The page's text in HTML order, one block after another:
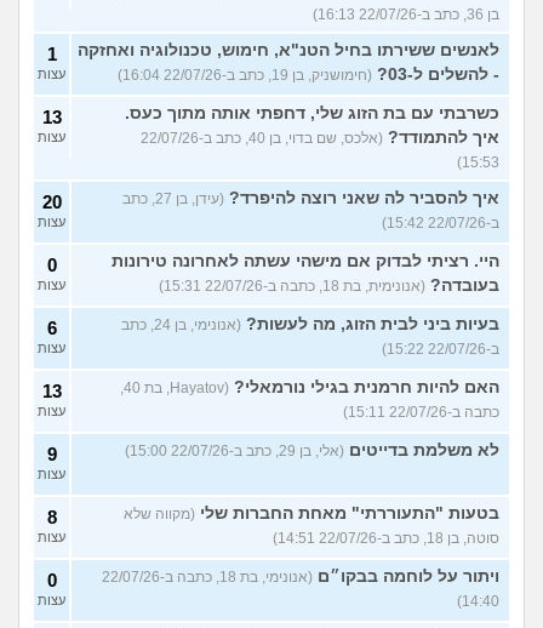
בן 36, כתב ב-22/07/26 16:13)
לאנשים ששירתו בחיל הטנ"א, חימוש, טכנולוגיה ואחזקה
- להשלים ל-03?
(חימושניק, בן 19, כתב ב-22/07/26 16:04)
1
עצות
כשרבתי עם בת הזוג שלי, דחפתי אותה מתוך כעס.
איך להתמודד?
(אלכס, שם בדוי, בן 40, כתב ב-22/07/26
15:53)
13
עצות
איך להסביר לה שאני רוצה להיפרד?
(עידן, בן 27, כתב
ב-22/07/26 15:42)
20
עצות
היי. רציתי לבדוק אם מישהי עשתה לאחרונה טירונות
בעובדה? (אנונימית, בת 18, כתבה ב-22/07/26 15:31)
0
עצות
בעיות ביני לבית הזוג, מה לעשות?
(אנונימי, בן 24, כתב
ב-22/07/26 15:22)
6
עצות
האם להיות חרמנית בגילי נורמאלי?
כתבה ב-22/07/26 15:11)
13
עצות
לא משלמת בדייטים (אלי, בן 29, כתב ב-22/07/26 15:00) 9
עצות
בטעות "התעוררתי" מאחת החברות שלי (מקווה שלא
סוטה, בן 18, כתב ב-22/07/26 14:51)
8
עצות
ויתור על לוחמה בבקו״ם
(אנונימי, בת 18, כתבה ב-22/07/26
14:40)
0
עצות